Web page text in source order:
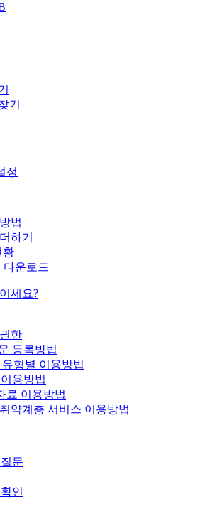
기
정
법
하기
황
다운로드
세요?
한
등록방법
유형별 이용방법
용방법
료 이용방법
약계층 서비스 이용방법
문
인